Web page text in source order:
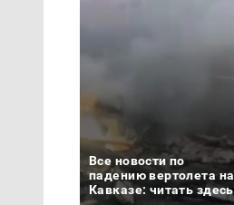
Все новости по
падению вертолета на
Кавказе: читать здесь